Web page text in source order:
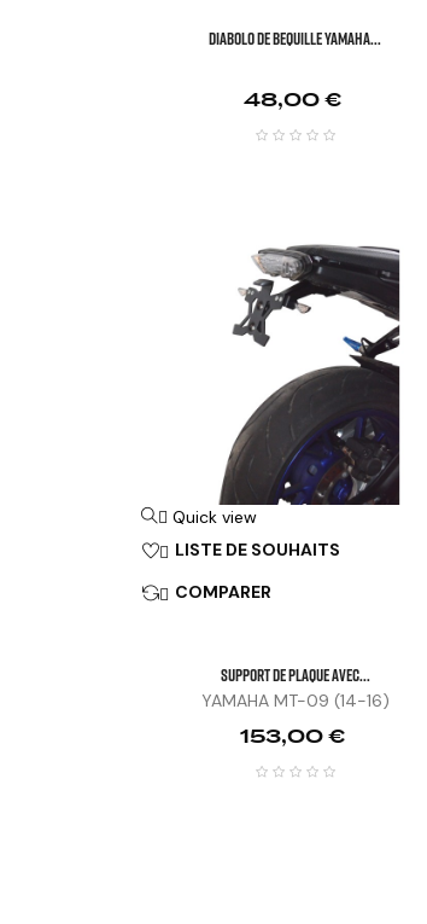
DIABOLO DE BEQUILLE YAMAHA...
Prix
48,00 €
 Quick view
 LISTE DE SOUHAITS
 COMPARER
SUPPORT DE PLAQUE AVEC...
YAMAHA MT-09 (14-16)
Prix
153,00 €